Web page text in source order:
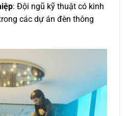
: Đội ngũ kỹ thuật có kinh
các dự án đèn thông